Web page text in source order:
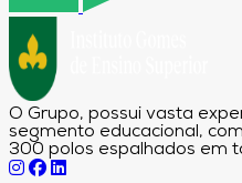
O Grupo, possui vasta
segmento educacional,
300 polos espalhados em